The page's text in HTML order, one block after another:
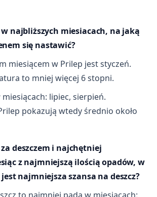
najbliższych miesiacach, na jaką
się nastawić?
miesiącem w Prilep jest styczeń.
to mniej więcej 6 stopni.
lipiec, sierpień.
pokazują wtedy średnio około
deszczem i najchętniej
z najmniejszą ilością opadów, w
najmniejsza szansa na deszcz?